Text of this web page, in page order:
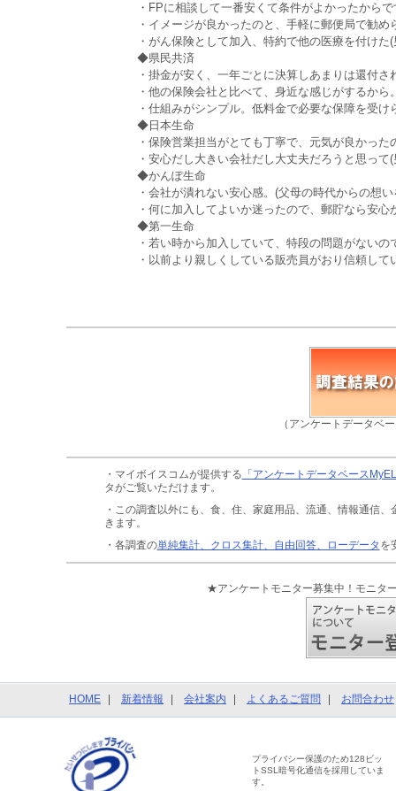
・FPに相談して一番安くて条件がよかったから
・イメージが良かったのと、手軽に郵便局で勧
・がん保険として加入、特約で他の医療を付けた
◆県民共済
・掛金が安く、一年ごとに決算しあまりは還付
・他の保険会社と比べて、身近な感じがするから
・仕組みがシンプル。低料金で必要な保障を受け
◆日本生命
・保険営業担当がとても丁寧で、元気が良かった
・安心だし大きい会社だし大丈夫だろうと思って
◆かんぽ生命
・会社が潰れない安心感。(父母の時代からの想
・何に加入してよいか迷ったので、郵貯なら安心
◆第一生命
・若い時から加入していて、特段の問題がない
・以前より親しくしている販売員がおり信頼して
（アンケートデータベ
・マイボイスコムが提供する 「アンケートデータベース
タがご覧いただけます。
・この調査以外にも、食、住、家庭用品、流通、情報通信、
きます。
・各調査の単純集計、クロス集計、自由回答、ローデータ を
★アンケートモニター募集中！モニタ
HOME 新着情報 会社案内 よくあるご質問 お問合わせ
プライバシー保護のため128ビッ
トSSL暗号化通信を採用していま
す。